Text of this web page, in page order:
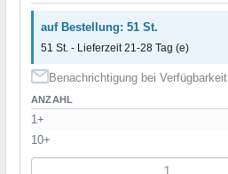
auf Bestellung: 51 St.
51 St. - Lieferzeit 21-28 Tag (e)
Benachrichtigung bei Verfügbarkeit
ANZAHL
1+
10+